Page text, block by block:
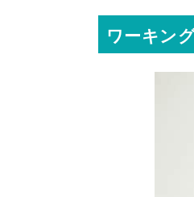
ワーキン